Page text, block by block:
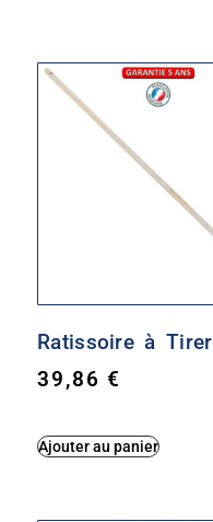
Ratissoire à Tirer
39,86€
Ajouter au panier